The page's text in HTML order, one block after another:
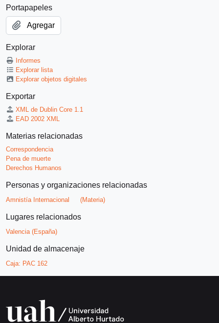
Portapapeles
Agregar
Explorar
Informes
Explorar lista
Explorar objetos digitales
Exportar
XML de Dublin Core 1.1
EAD 2002 XML
Materias relacionadas
Correspondencia
Pena de muerte
Derechos Humanos
Personas y organizaciones relacionadas
Amnistía Internacional (Materia)
Lugares relacionados
Valencia (España)
Unidad de almacenaje
Caja: PAC 162